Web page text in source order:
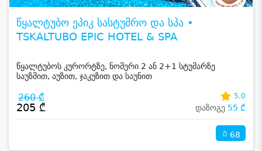
წყალტუბო ეპიკ სასტუმრო და სპა •
TSKALTUBO EPIC HOTEL & SPA
წყალტუბოს კურორტზე, ნომერი 2 ან 2+1 სტუმარზე
საუზმით, აუზით, ჯაკუზით და საუნით
260 ₾
205 ₾
5.0
დაზოგე 55 ₾
68